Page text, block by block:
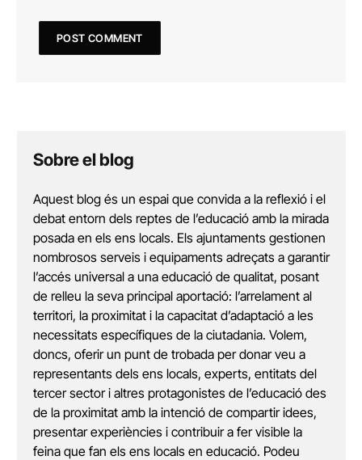
Sobre el blog
Aquest blog és un espai que convida a la reflexió i el
debat entorn dels reptes de l’educació amb la mirada
posada en els ens locals. Els ajuntaments gestionen
nombrosos serveis i equipaments adreçats a garantir
l’accés universal a una educació de qualitat, posant
de relleu la seva principal aportació: l’arrelament al
territori, la proximitat i la capacitat d’adaptació a les
necessitats específiques de la ciutadania. Volem,
doncs, oferir un punt de trobada per donar veu a
representants dels ens locals, experts, entitats del
tercer sector i altres protagonistes de l’educació des
de la proximitat amb la intenció de compartir idees,
presentar experiències i contribuir a fer visible la
feina que fan els ens locals en educació. Podeu